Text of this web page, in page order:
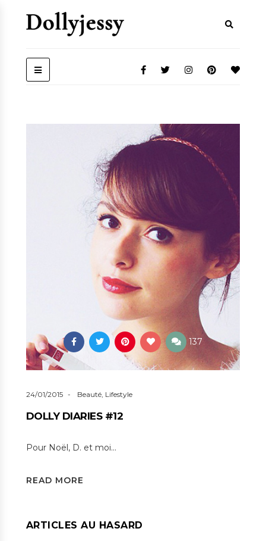
137
24/01/2015 Beauté, Lifestyle
DOLLY DIARIES #12
Pour Noël, D. et moi…
READ MORE
ARTICLES AU HASARD